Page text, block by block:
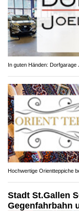
In guten Händen:
Hochwertige Orientteppiche
Stadt St.Gallen
Gegenfahrbahn